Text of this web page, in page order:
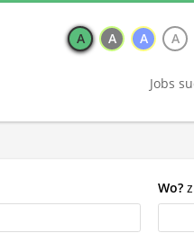
A A A A
Jobs
Wo?